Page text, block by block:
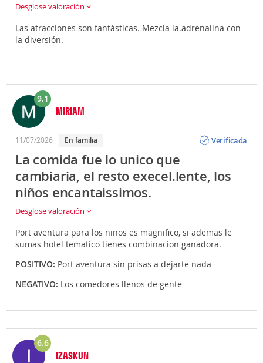
Desglose valoración
Las atracciones son fantásticas. Mezcla la.adrenalina con
la diversión.
9.1
MIRIAM
11/07/2026 En familia
Verificada
La comida fue lo unico que
cambiaria, el resto execel.lente, los
niños encantaissimos.
Desglose valoración
Port aventura para los niños es magnifico, si ademas le
sumas hotel tematico tienes combinacion ganadora.
POSITIVO: Port aventura sin prisas a dejarte nada
NEGATIVO: Los comedores llenos de gente
6.6
IZASKUN